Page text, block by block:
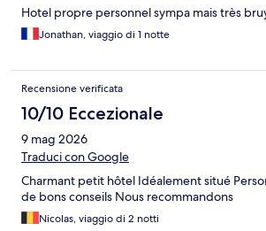
Hotel propre personnel sympa mais très
Jonathan, viaggio di 1 notte
Recensione verificata
10/10 Eccezionale
9 mag 2026
Traduci con Google
Charmant petit hôtel Idéalement situé
de bons conseils Nous recommandons
Nicolas, viaggio di 2 notti